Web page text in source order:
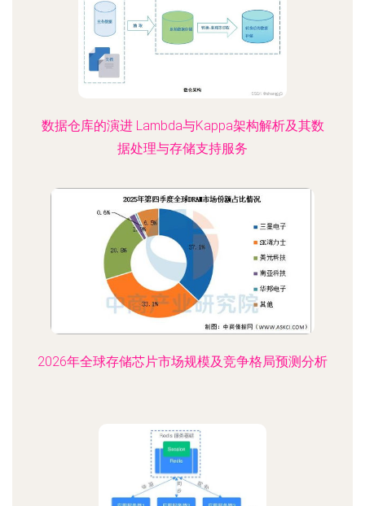
数据仓库的演进 Lambda与Kappa架构解析及其数
据处理与存储支持服务
2026年全球存储芯片市场规模及竞争格局预测分析